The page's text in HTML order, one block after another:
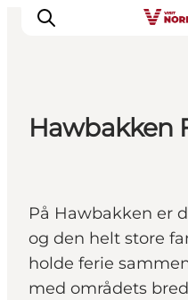
Handicapvenlig
Events
Overnatning
Planlæg din ferie
Hawbakken
På Hawbakken er
og den helt store
holde ferie
med områdets